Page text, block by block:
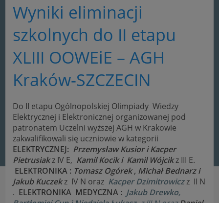
Wyniki eliminacji
szkolnych do II etapu
XLIII OOWEiE – AGH
Kraków-SZCZECIN
Do II etapu Ogólnopolskiej Olimpiady Wiedzy
Elektrycznej i Elektronicznej organizowanej pod
patronatem Uczelni wyższej AGH w Krakowie
zakwalifikowali się uczniowie w kategorii
ELEKTRYCZNEJ: Przemysław Kusior i Kacper
Pietrusiakz IV E, Kamil Kocik i Kamil Wójcikz III E.
ELEKTRONIKA : Tomasz Ogórek , Michał Bednarz i
Jakub Kuczekz IV N oraz Kacper Dzimitrowiczz II N
. ELEKTRONIKA MEDYCZNA : Jakub Drewko,